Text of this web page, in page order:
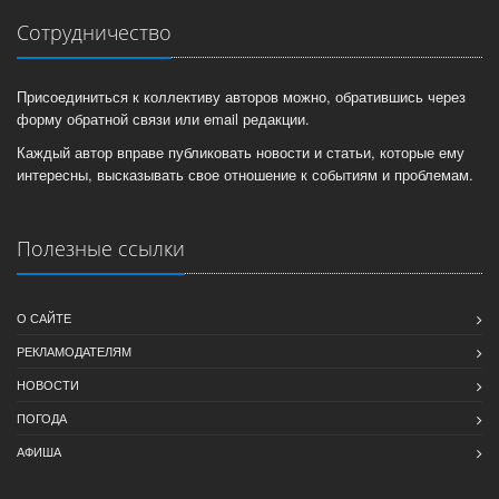
Сотрудничество
Присоединиться к коллективу авторов можно, обратившись через
форму обратной связи или email редакции.
Каждый автор вправе публиковать новости и статьи, которые ему
интересны, высказывать свое отношение к событиям и проблемам.
Полезные ссылки
О САЙТЕ
РЕКЛАМОДАТЕЛЯМ
НОВОСТИ
ПОГОДА
АФИША